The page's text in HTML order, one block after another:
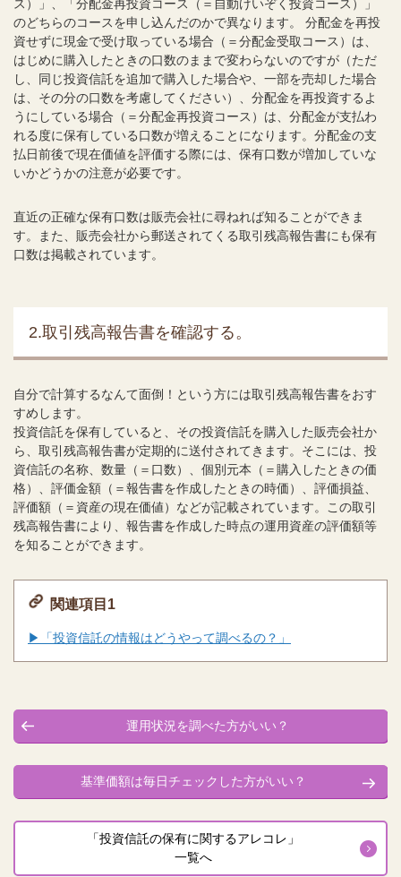
ス）」、「分配金再投資コース（＝自動けいぞく投資コース）」
のどちらのコースを申し込んだのかで異なります。 分配金を再投
資せずに現金で受け取っている場合（＝分配金受取コース）は、
はじめに購入したときの口数のままで変わらないのですが（ただ
し、同じ投資信託を追加で購入した場合や、一部を売却した場合
は、その分の口数を考慮してください）、分配金を再投資するよ
うにしている場合（＝分配金再投資コース）は、分配金が支払わ
れる度に保有している口数が増えることになります。分配金の支
払日前後で現在価値を評価する際には、保有口数が増加していな
いかどうかの注意が必要です。
直近の正確な保有口数は販売会社に尋ねれば知ることができま
す。また、販売会社から郵送されてくる取引残高報告書にも保有
口数は掲載されています。
2.取引残高報告書を確認する。
自分で計算するなんて面倒！という方には取引残高報告書をおす
すめします。
投資信託を保有していると、その投資信託を購入した販売会社か
ら、取引残高報告書が定期的に送付されてきます。そこには、投
資信託の名称、数量（＝口数）、個別元本（＝購入したときの価
格）、評価金額（＝報告書を作成したときの時価）、評価損益、
評価額（＝資産の現在価値）などが記載されています。この取引
残高報告書により、報告書を作成した時点の運用資産の評価額等
を知ることができます。
関連項目1
▶「投資信託の情報はどうやって調べるの？」
運用状況を調べた方がいい？
基準価額は毎日チェックした方がいい？
「投資信託の保有に関するアレコレ」
一覧へ